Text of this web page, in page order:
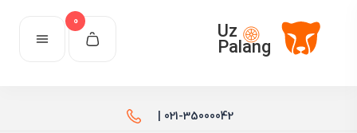
Uz
Palang
0
021-35000042 |